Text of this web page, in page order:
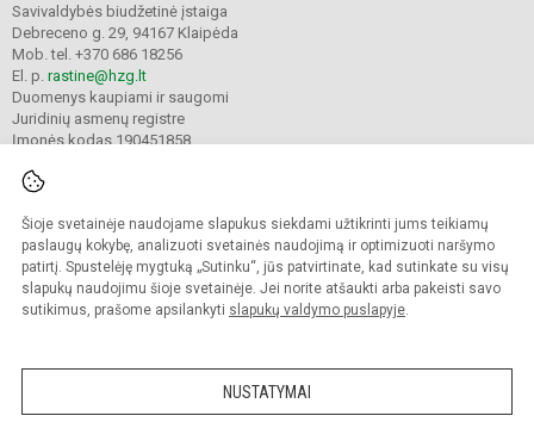
Šioje svetainėje naudojame slapukus siekdami užtikrinti jums teikiamų
paslaugų kokybę, analizuoti svetainės naudojimą ir optimizuoti naršymo
patirtį. Spustelėję mygtuką „Sutinku“, jūs patvirtinate, kad sutinkate su visų
slapukų naudojimu šioje svetainėje. Jei norite atšaukti arba pakeisti savo
sutikimus, prašome apsilankyti slapukų valdymo puslapyje.
NUSTATYMAI
Savivaldybės biudžetinė įstaiga
Debreceno g. 29, 94167 Klaipėda
Mob. tel. +370 686 18256
El. p. rastine@hzg.lt
Duomenys kaupiami ir saugomi
Juridinių asmenų registre
Įmonės kodas 190451858
© 2022. Klaipėdos Hermano Zudermano gimnazija. Visos teisės saugomos.
Kopijuoti turinį be raštiško gimnazijos sutikimo griežtai draudžiama.
Prieinamumo paraiška Slapukų valdymas
Sumanus būdas atnaujinti